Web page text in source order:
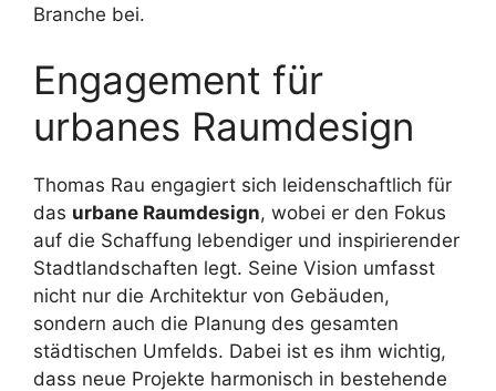
Branche bei.
Engagement für
urbanes Raumdesign
Thomas Rau engagiert sich leidenschaftlich für
das urbane Raumdesign, wobei er den Fokus
auf die Schaffung lebendiger und inspirierender
Stadtlandschaften legt. Seine Vision umfasst
nicht nur die Architektur von Gebäuden,
sondern auch die Planung des gesamten
städtischen Umfelds. Dabei ist es ihm wichtig,
dass neue Projekte harmonisch in bestehende